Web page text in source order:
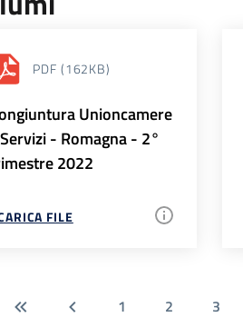
PDF (162KB)
Unioncamere
- Romagna - 2°
2022
FILE
1 2 3